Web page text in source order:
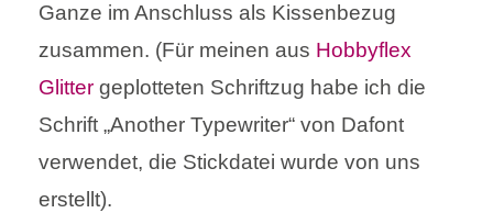
Ganze im Anschluss als Kissenbezug
zusammen. (Für meinen aus Hobbyflex
Glitter geplotteten Schriftzug habe ich die
Schrift „Another Typewriter“ von Dafont
verwendet, die Stickdatei wurde von uns
erstellt).